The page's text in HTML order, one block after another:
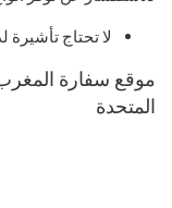
لا تحتاج
موقع سفارة
المتحدة